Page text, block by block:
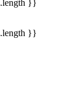
}}
}}